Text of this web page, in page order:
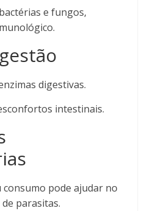
e fungos,
digestivas.
intestinais.
consumo pode ajudar no
parasitas.